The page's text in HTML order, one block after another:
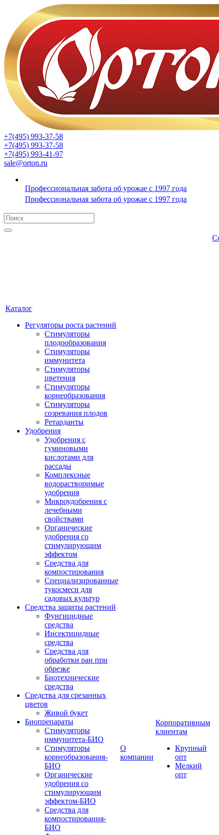
+7(495) 993-37-58
+7(495) 993-37-58
+7(495) 993-41-97
sale@orton.ru
Профессиональная забота об урожае с 1997 года
Профессиональная забота об урожае с 1997 года
Каталог
Регуляторы роста растений
Стимуляторы
плодообразования
Стимуляторы
иммунитета
Стимуляторы
цветения
Стимуляторы
корнеобразования
Стимуляторы
созревания плодов
Ретарданты
Удобрения
Удобрения с
гуминовыми
кислотами для
рассады
Комплексные
водорастворимые
удобрения
Микроудобрения с
лечебными
свойствами
Органические
удобрения со
стимулирующим
эффектом
Средства для
компостирования
Специализированные
тукосмеси для
садовых культур
Средства защиты растений
Фунгицидные
средства
Инсектицидные
средства
Средства для
обработки ран при
обрезке
Биотехнические
средства
Средства для срезанных
цветов
Живой букет
Биопрепараты
Стимуляторы
иммунитета-БИО
Стимуляторы
корнеобразования-
БИО
Органические
удобрения со
стимулирующим
эффектом-БИО
Средства для
компостирования-
БИО
О
компании
Корпоративным
клиентам
Крупный
опт
Мелкий
опт